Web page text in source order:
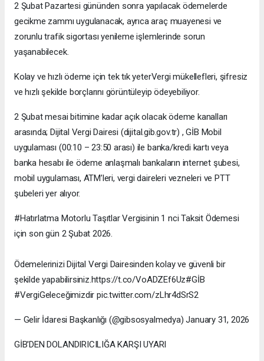
2 Şubat Pazartesi gününden sonra yapılacak ödemelerde
gecikme zammı uygulanacak, ayrıca araç muayenesi ve
zorunlu trafik sigortası yenileme işlemlerinde sorun
yaşanabilecek.
Kolay ve hızlı ödeme için tek tık yeterVergi mükellefleri, şifresiz
ve hızlı şekilde borçlarını görüntüleyip ödeyebiliyor.
2 Şubat mesai bitimine kadar açık olacak ödeme kanalları
arasında; Dijital Vergi Dairesi (dijital.gib.gov.tr) , GİB Mobil
uygulaması (00:10 – 23:50 arası) ile banka/kredi kartı veya
banka hesabı ile ödeme anlaşmalı bankaların internet şubesi,
mobil uygulaması, ATM’leri, vergi daireleri vezneleri ve PTT
şubeleri yer alıyor.
#Hatırlatma Motorlu Taşıtlar Vergisinin 1 nci Taksit Ödemesi
için son gün 2 Şubat 2026.
Ödemelerinizi Dijital Vergi Dairesinden kolay ve güvenli bir
şekilde yapabilirsiniz.https://t.co/VoADZEf6Uz#GİB
#VergiGeleceğimizdir pic.twitter.com/zLhr4dSrS2
— Gelir İdaresi Başkanlığı (@gibsosyalmedya) January 31, 2026
GİB'DEN DOLANDIRICILIĞA KARŞI UYARI